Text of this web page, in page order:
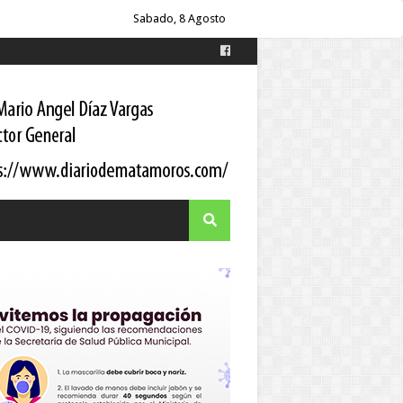
a los pacientes Sabado, 8 Agosto